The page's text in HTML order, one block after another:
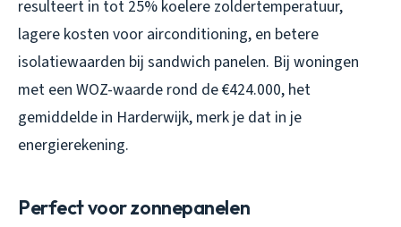
resulteert in tot 25% koelere zoldertemperatuur,
lagere kosten voor airconditioning, en betere
isolatiewaarden bij sandwich panelen. Bij woningen
met een WOZ-waarde rond de €424.000, het
gemiddelde in Harderwijk, merk je dat in je
energierekening.
Perfect voor zonnepanelen